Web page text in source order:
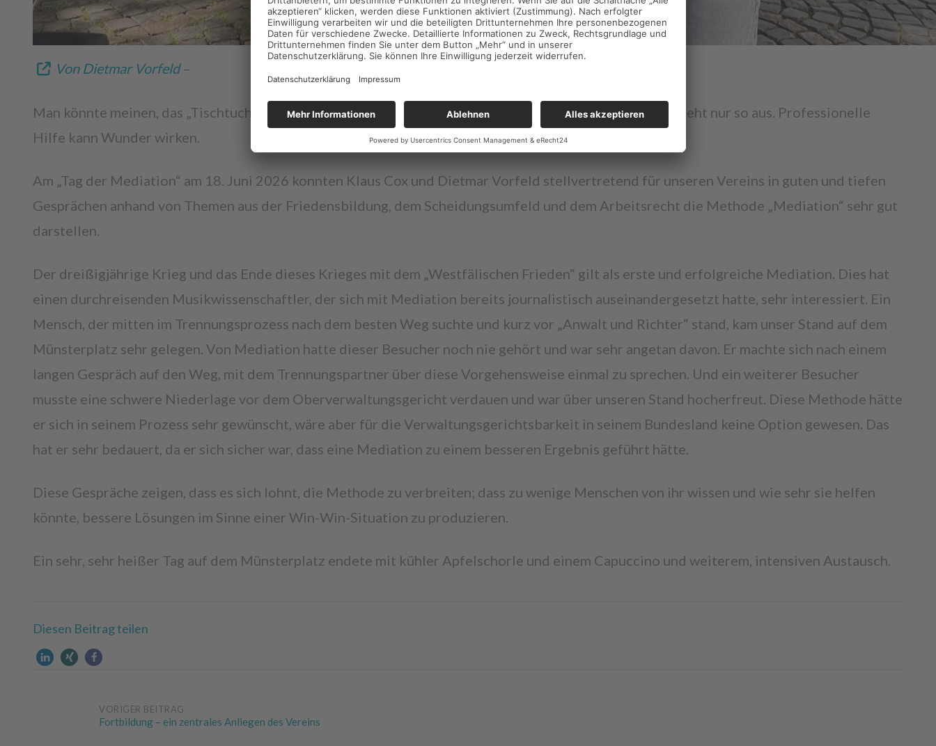
Von Dietmar Vorfeld–
Man könnte meinen, das „Tischtuch sei zerschnitten“ und der Konflikt ist auf dem Siedepunkt. Aber das sieht nur so aus. Professionelle
Hilfe kann Wunder wirken.
Am „Tag der Mediation“ am 18. Juni 2026 konnten Klaus Cox und Dietmar Vorfeld stellvertretend für unseren Vereins in guten und tiefen
Gesprächen anhand von Themen aus der Friedensbildung, dem Scheidungsumfeld und dem Arbeitsrecht die Methode „Mediation“ sehr gut
darstellen.
Der dreißigjährige Krieg und das Ende dieses Krieges mit dem „Westfälischen Frieden“ gilt als erste und erfolgreiche Mediation. Dies hat
einen durchreisenden Musikwissenschaftler, der sich mit Mediation bereits journalistisch auseinandergesetzt hatte, sehr interessiert. Ein
Mensch, der mitten im Trennungsprozess nach dem besten Weg suchte und kurz vor „Anwalt und Richter“ stand, kam unser Stand auf dem
Münsterplatz sehr gelegen. Von Mediation hatte dieser Besucher noch nie gehört und war sehr angetan davon. Er machte sich nach einem
langen Gespräch auf den Weg, mit dem Trennungspartner über diese Vorgehensweise einmal zu sprechen. Und ein weiterer Besucher
musste eine schwere Niederlage vor dem Oberverwaltungsgericht verdauen und war über unseren Stand hocherfreut. Diese Methode hätte
er sich in seinem Prozess sehr gewünscht, wäre aber für die Verwaltungsgerichtsbarkeit in seinem Bundesland keine Option gewesen. Das
hat er sehr bedauert, da er sich sicher war, dass eine Mediation zu einem besseren Ergebnis geführt hätte.
Diese Gespräche zeigen, dass es sich lohnt, die Methode zu verbreiten; dass zu wenige Menschen von ihr wissen und wie sehr sie helfen
könnte, bessere Lösungen im Sinne einer Win-Win-Situation zu produzieren.
Ein sehr, sehr heißer Tag auf dem Münsterplatz endete mit kühler Apfelschorle und einem Capuccino und weiterem, intensiven Austausch.
Diesen Beitrag teilen
VORIGER BEITRAG
Fortbildung – ein zentrales Anliegen des Vereins